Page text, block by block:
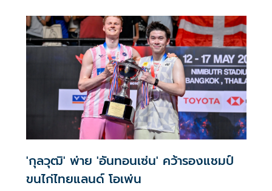
'กุลวุฒิ' พ่าย 'อันทอนเซ่น' คว้ารองแชมป์
ขนไก่ไทยแลนด์ โอเพ่น